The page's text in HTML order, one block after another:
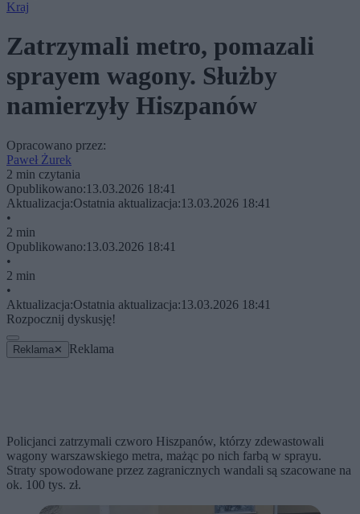
Kraj
Zatrzymali metro, pomazali
sprayem wagony. Służby
namierzyły Hiszpanów
Opracowano przez:
Paweł Żurek
2 min czytania
Opublikowano:13.03.2026 18:41
Aktualizacja:Ostatnia aktualizacja:13.03.2026 18:41
•
2 min
Opublikowano:13.03.2026 18:41
•
2 min
•
Aktualizacja:Ostatnia aktualizacja:13.03.2026 18:41
Rozpocznij dyskusję!
Reklama ✕ Reklama
Policjanci zatrzymali czworo Hiszpanów, którzy zdewastowali
wagony warszawskiego metra, mażąc po nich farbą w sprayu.
Straty spowodowane przez zagranicznych wandali są szacowane na
ok. 100 tys. zł.